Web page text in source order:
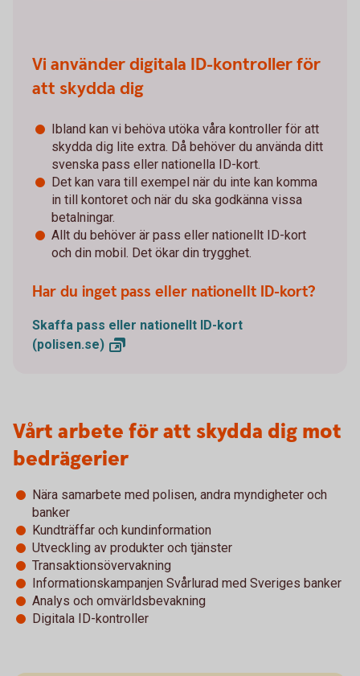
Vi använder digitala ID-kontroller för
att skydda dig
Ibland kan vi behöva utöka våra kontroller för att
skydda dig lite extra. Då behöver du använda ditt
svenska pass eller nationella ID-kort.
Det kan vara till exempel när du inte kan komma
in till kontoret och när du ska godkänna vissa
betalningar.
Allt du behöver är pass eller nationellt ID-kort
och din mobil. Det ökar din trygghet.
Har du inget pass eller nationellt ID-kort?
Skaffa pass eller nationellt ID-kort
(polisen.se)
Vårt arbete för att skydda dig mot
bedrägerier
Nära samarbete med polisen, andra myndigheter och
banker
Kundträffar och kundinformation
Utveckling av produkter och tjänster
Transaktionsövervakning
Informationskampanjen Svårlurad med Sveriges banker
Analys och omvärldsbevakning
Digitala ID-kontroller